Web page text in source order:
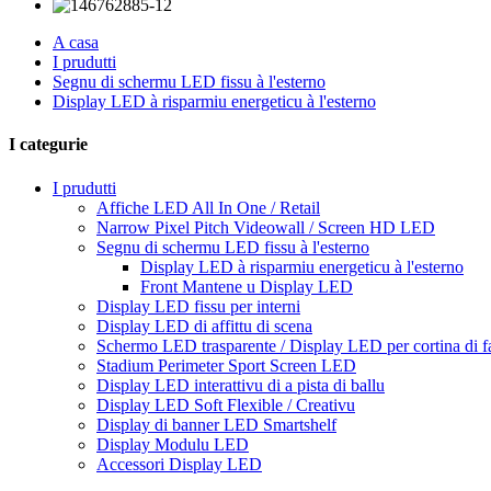
A casa
I prudutti
Segnu di schermu LED fissu à l'esterno
Display LED à risparmiu energeticu à l'esterno
I categurie
I prudutti
Affiche LED All In One / Retail
Narrow Pixel Pitch Videowall / Screen HD LED
Segnu di schermu LED fissu à l'esterno
Display LED à risparmiu energeticu à l'esterno
Front Mantene u Display LED
Display LED fissu per interni
Display LED di affittu di scena
Schermo LED trasparente / Display LED per cortina di
Stadium Perimeter Sport Screen LED
Display LED interattivu di a pista di ballu
Display LED Soft Flexible / Creativu
Display di banner LED Smartshelf
Display Modulu LED
Accessori Display LED